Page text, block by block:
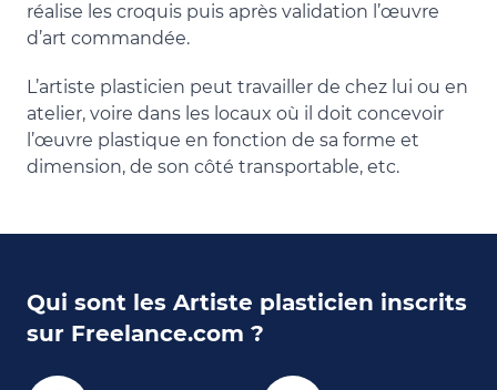
réalise les croquis puis après validation l’œuvre
d’art commandée.
L’artiste plasticien peut travailler de chez lui ou en
atelier, voire dans les locaux où il doit concevoir
l’œuvre plastique en fonction de sa forme et
dimension, de son côté transportable, etc.
Qui sont les Artiste plasticien inscrits
sur Freelance.com ?